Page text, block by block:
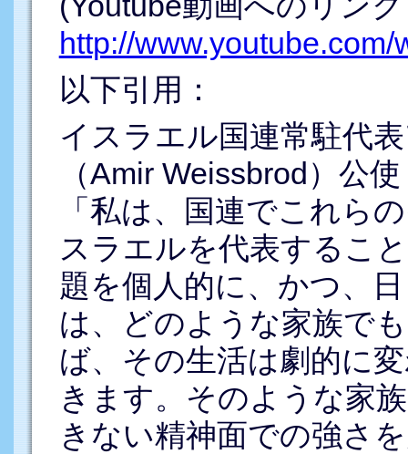
http://
以下引用：
イスラエル国連常駐代
（Amir Weissbrod）公
「私は、国連でこれら
スラエルを代表するこ
題を個人的に、かつ、
は、どのような家族で
ば、その生活は劇的に
きます。そのような家
きない精神面での強さ